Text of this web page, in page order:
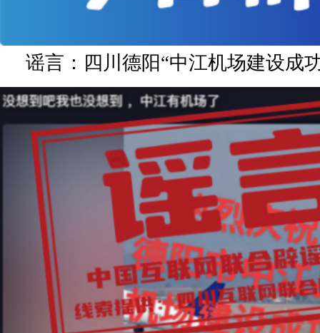
谣言：四川德阳“中江机场建设成